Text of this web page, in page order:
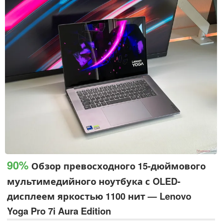
которые, возможно, находятся в стадии разработки. В
настоящее время этот источник полагает, что эти планы
могут измениться.
90% Обзор превосходного 15-дюймового
мультимедийного ноутбука с OLED-
дисплеем яркостью 1100 нит — Lenovo
Yoga Pro 7i Aura Edition